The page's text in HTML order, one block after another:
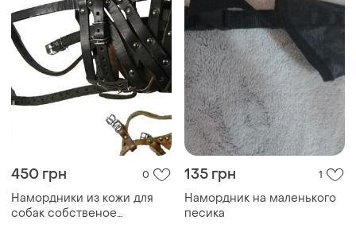
450 грн 0
Намордники из кожи для
собак собственое
135 грн 1
Намордник на маленького
песика